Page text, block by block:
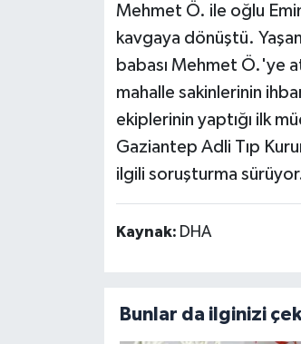
Mehmet Ö. ile oğlu
kavgaya dönüştü.
babası Mehmet Ö.'ye
mahalle sakinlerinin
ekiplerinin yaptığı ilk
Gaziantep Adli Tıp
ilgili soruşturma
Kaynak: DHA
Bunlar da ilginizi